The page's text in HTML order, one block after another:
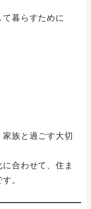
暮らすために
族と過ごす大切
合わせて、住ま
。